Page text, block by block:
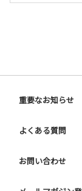
重要なお知らせ
よくある質問
お問い合わせ